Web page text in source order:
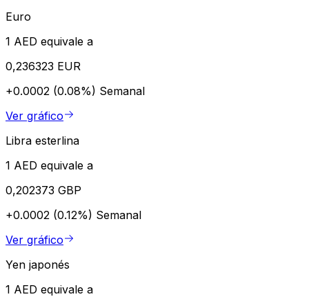
Euro
1 AED equivale a
0,236323 EUR
+0.0002 (0.08%) Semanal
Ver gráfico
Libra esterlina
1 AED equivale a
0,202373 GBP
+0.0002 (0.12%) Semanal
Ver gráfico
Yen japonés
1 AED equivale a